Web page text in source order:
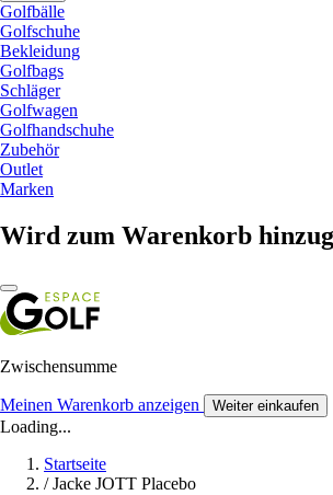
Golfbälle
Golfschuhe
Bekleidung
Golfbags
Schläger
Golfwagen
Golfhandschuhe
Zubehör
Outlet
Marken
Wird zum Warenkorb
Zwischensumme
Meinen Warenkorb anzeigen Weiter einkaufen
Loading...
Startseite
/ Jacke JOTT Placebo